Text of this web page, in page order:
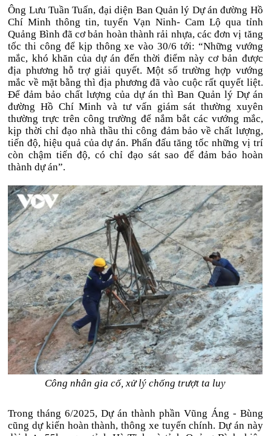
Ông Lưu Tuần Tuấn, đại diện Ban Quản lý Dự án đường Hồ
Chí Minh thông tin, tuyến Vạn Ninh- Cam Lộ qua tỉnh
Quảng Bình đã cơ bản hoàn thành rải nhựa, các đơn vị tăng
tốc thi công để kịp thông xe vào 30/6 tới: “Những vướng
mắc, khó khăn của dự án đến thời điểm này cơ bản được
địa phương hỗ trợ giải quyết. Một số trường hợp vướng
mắc về mặt bằng thì địa phương đã vào cuộc rất quyết liệt.
Để đảm bảo chất lượng của dự án thì Ban Quản lý Dự án
đường Hồ Chí Minh và tư vấn giám sát thường xuyên
thường trực trên công trường để nắm bắt các vướng mắc,
kịp thời chỉ đạo nhà thầu thi công đảm bảo về chất lượng,
tiến độ, hiệu quả của dự án. Phấn đấu tăng tốc những vị trí
còn chậm tiến độ, có chỉ đạo sát sao để đảm bảo hoàn
thành dự án”.
Công nhân gia cố, xử lý chống trượt ta luy
Trong tháng 6/2025, Dự án thành phần Vũng Áng - Bùng
cũng dự kiến hoàn thành, thông xe tuyến chính. Dự án này